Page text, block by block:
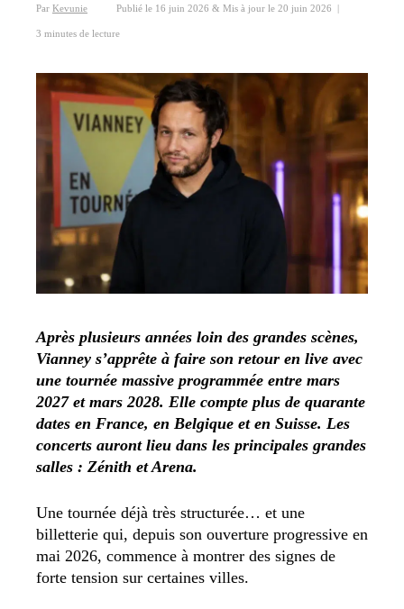
Par Kevunie Publié le 16 juin 2026 & Mis à jour le 20 juin 2026 |
3 minutes de lecture
Après plusieurs années loin des grandes scènes,
Vianney s’apprête à faire son retour en live avec
une tournée massive programmée entre mars
2027 et mars 2028. Elle compte plus de quarante
dates en France, en Belgique et en Suisse. Les
concerts auront lieu dans les principales grandes
salles : Zénith et Arena.
Une tournée déjà très structurée… et une
billetterie qui, depuis son ouverture progressive en
mai 2026, commence à montrer des signes de
forte tension sur certaines villes.